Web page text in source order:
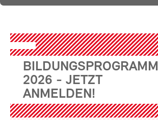
BILDUNGSPROGRAMM
2026 - JETZT
ANMELDEN!